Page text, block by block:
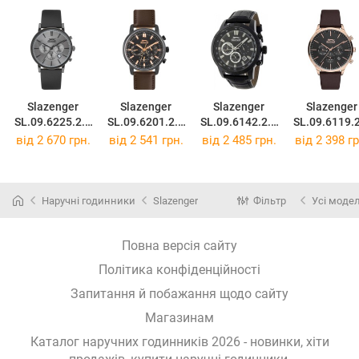
Slazenger
SL.09.6225.2.0
3
Slazenger
SL.09.6201.2.0
3
Slazenger
SL.09.6142.2.0
4
Slazenger
2
від 2 670 грн. від 2 541 грн. від 2 485 грн. від 2 398
Наручні годинники Slazenger Фільтр Усі
Повна версія сайту
Політика конфіденційності
Запитання й побажання щодо сайту
Магазинам
Каталог наручних годинників 2026 - новинки, хіти